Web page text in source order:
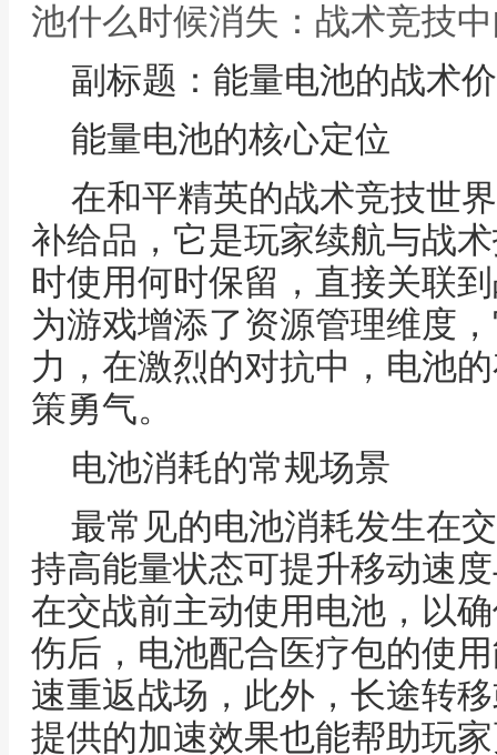
池什么时候消失：战术竞技
副标题：能量电池的战术
能量电池的核心定位
在和平精英的战术竞技世
补给品，它是玩家续航与战
时使用何时保留，直接关联
为游戏增添了资源管理维度
力，在激烈的对抗中，电池
策勇气。
电池消耗的常规场景
最常见的电池消耗发生在
持高能量状态可提升移动速
在交战前主动使用电池，以
伤后，电池配合医疗包的使
速重返战场，此外，长途转
提供的加速效果也能帮助玩